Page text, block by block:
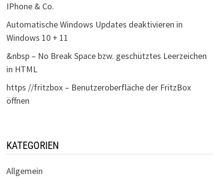
IPhone & Co.
Automatische Windows Updates deaktivieren in
Windows 10 + 11
&nbsp – No Break Space bzw. geschütztes Leerzeichen
in HTML
https //fritzbox – Benutzeroberfläche der FritzBox
öffnen
KATEGORIEN
Allgemein